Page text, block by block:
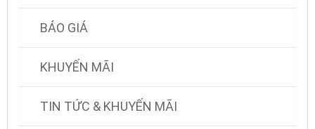
BÁO GIÁ
KHUYẾN MÃI
TIN TỨC & KHUYẾN MÃI